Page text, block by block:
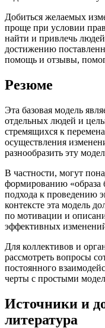
Добиться желаемых
проще при условии
найти и привлечь
достижению
помощь и отзывы,
Резюме
Эта базовая модель
отдельных людей и
стремящихся к
осуществления
разнообразить эту
В частности, могут
формированию «образа
подхода к проведению
контексте эта модель
по мотивации и
эффективных
Для коллективов и
рассмотреть вопросы
постоянного
черты с простыми
Источники и
литература